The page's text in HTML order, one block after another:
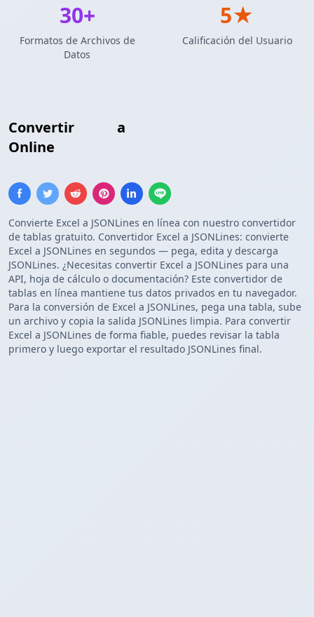
Convertir a
Online
Convierte Excel a JSONLines en línea con nuestro convertidor
de tablas gratuito. Convertidor Excel a JSONLines: convierte
Excel a JSONLines en segundos — pega, edita y descarga
JSONLines. ¿Necesitas convertir Excel a JSONLines para una
API, hoja de cálculo o documentación? Este convertidor de
tablas en línea mantiene tus datos privados en tu navegador.
Para la conversión de Excel a JSONLines, pega una tabla, sube
un archivo y copia la salida JSONLines limpia. Para convertir
Excel a JSONLines de forma fiable, puedes revisar la tabla
primero y luego exportar el resultado JSONLines final.
30+
Formatos de Archivos de
Datos
5★
Calificación del Usuario